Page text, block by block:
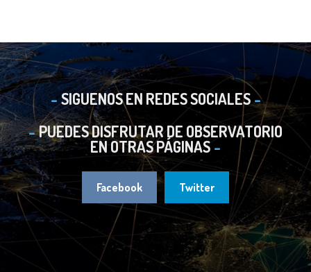
SIGUENOS EN REDES SOCIALES
PUEDES DISFRUTAR DE OBSERVATORIO
EN OTRAS PÁGINAS
Facebook Twitter